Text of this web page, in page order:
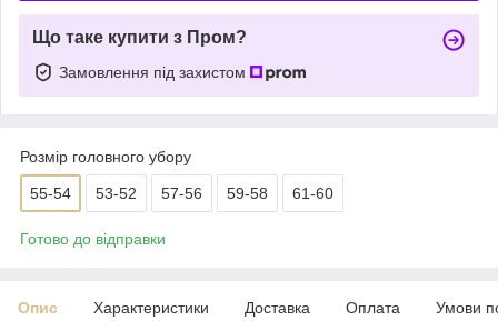
Що таке купити з Пром?
Замовлення під захистом
Розмір головного убору
55-54 53-52 57-56 59-58 61-60
Готово до відправки
Опис Характеристики Доставка Оплата Умови